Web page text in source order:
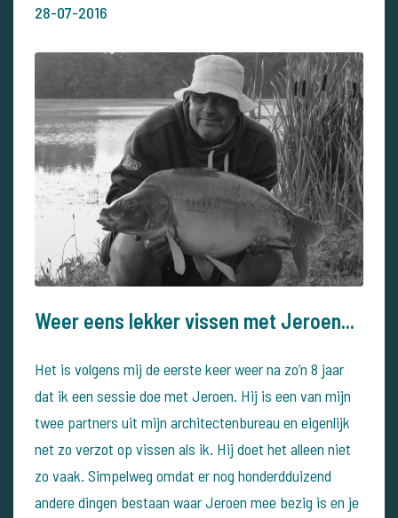
28-07-2016
Weer eens lekker vissen met Jeroen...
Het is volgens mij de eerste keer weer na zo’n 8 jaar
dat ik een sessie doe met Jeroen. Hij is een van mijn
twee partners uit mijn architectenbureau en eigenlijk
net zo verzot op vissen als ik. Hij doet het alleen niet
zo vaak. Simpelweg omdat er nog honderdduizend
andere dingen bestaan waar Jeroen mee bezig is en je